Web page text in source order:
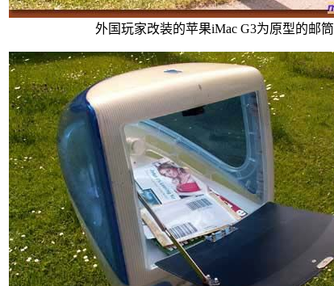
外国玩家改装的苹果iMac G3为原型的邮筒